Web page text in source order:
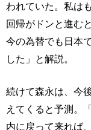
われていた。私は
回帰がドンと進む
今の為替でも日本
した」と解説。
続けて森永は、今
えてくると予測。
内に戻って来れば